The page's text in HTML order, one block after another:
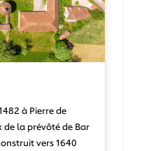
à Pierre de
de la prévôté de Bar
vers 1640